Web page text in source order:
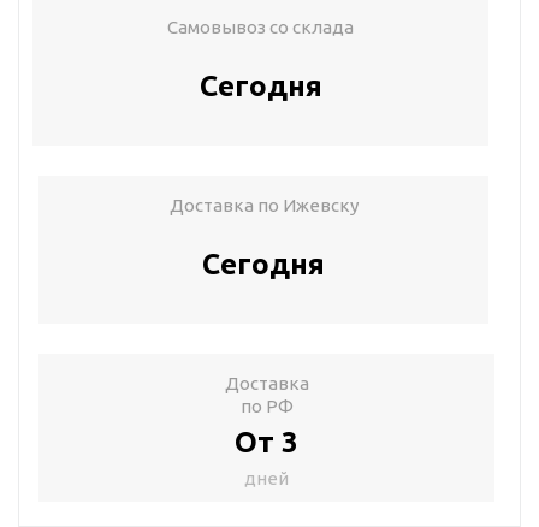
Самовывоз со склада
Сегодня
Доставка по Ижевску
Сегодня
Доставка
по РФ
От 3
дней